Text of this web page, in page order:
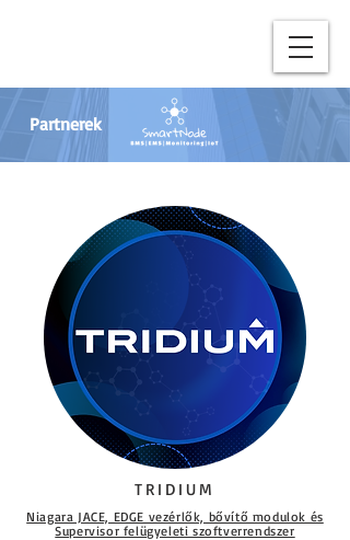
Partnerek
TRIDIUM
Niagara JACE, EDGE vezérlők, bővítő modulok és
Supervisor felügyeleti szoftverrendszer